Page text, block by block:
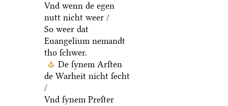
Vnd wenn de egen
nutt nicht weer /
So weer dat
Euangelium nemandt
tho ſchwer.
De ſynem Arſten
de Warheit nicht ſecht
/
Vnd ſynem Preſter